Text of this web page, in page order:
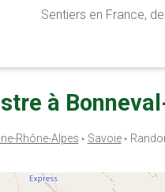
Sentiers en France,
à
Rhône-Alpes Savoie